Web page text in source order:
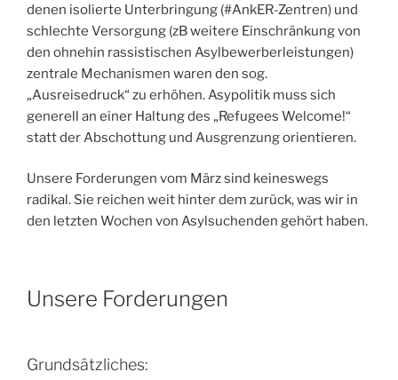
denen isolierte Unterbringung (#AnkER-Zentren) und
schlechte Versorgung (zB weitere Einschränkung von
den ohnehin rassistischen Asylbewerberleistungen)
zentrale Mechanismen waren den sog.
„Ausreisedruck“ zu erhöhen. Asypolitik muss sich
generell an einer Haltung des „Refugees Welcome!“
statt der Abschottung und Ausgrenzung orientieren.
Unsere Forderungen vom März sind keineswegs
radikal. Sie reichen weit hinter dem zurück, was wir in
den letzten Wochen von Asylsuchenden gehört haben.
Unsere Forderungen
Grundsätzliches: